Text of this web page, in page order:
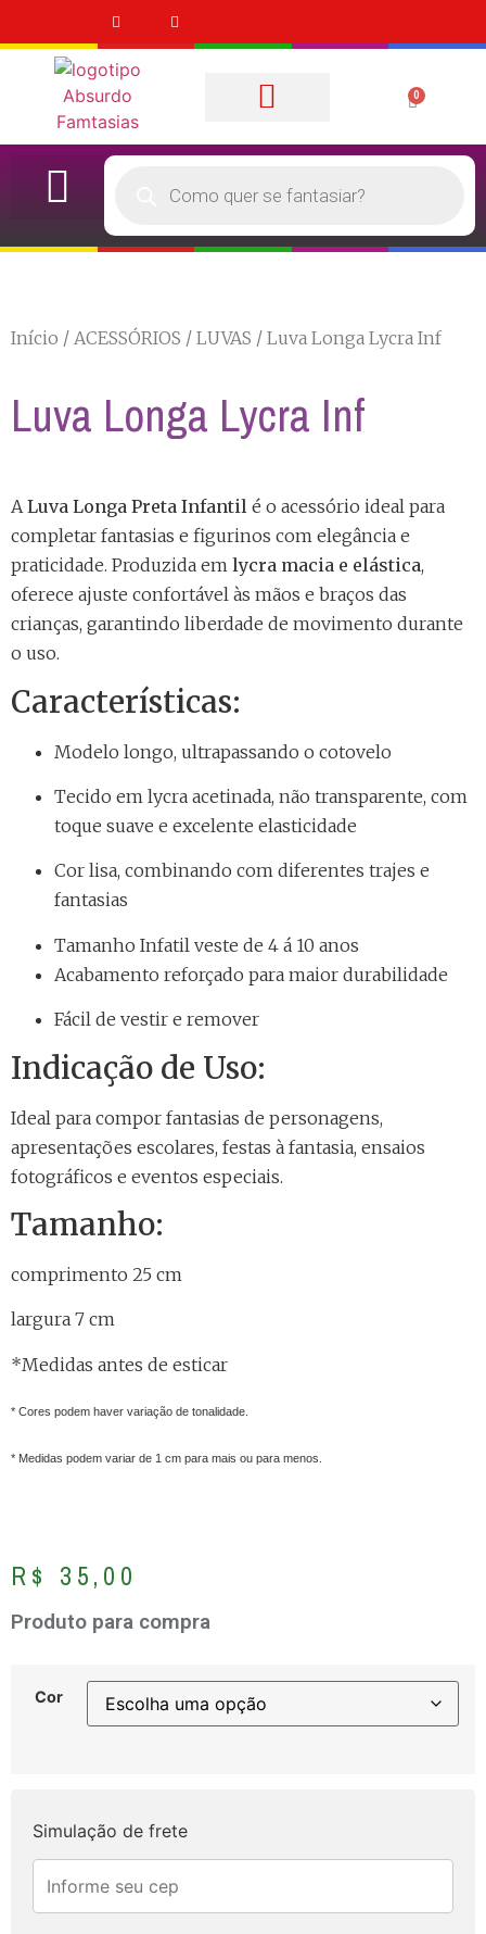
0
Início / ACESSÓRIOS / LUVAS / Luva Longa Lycra Inf
Luva Longa Lycra Inf
ALuva Longa Preta Infantil é o acessório ideal para
completar fantasias e figurinos com elegância e
praticidade. Produzida em lycra macia e elástica,
oferece ajuste confortável às mãos e braços das
crianças, garantindo liberdade de movimento durante
o uso.
Características:
Modelo longo, ultrapassando o cotovelo
Tecido em lycra acetinada, não transparente, com
toque suave e excelente elasticidade
Cor lisa, combinando com diferentes trajes e
fantasias
Tamanho Infatil veste de 4 á 10 anos
Acabamento reforçado para maior durabilidade
Fácil de vestir e remover
Indicação de Uso:
Ideal para compor fantasias de personagens,
apresentações escolares, festas à fantasia, ensaios
fotográficos e eventos especiais.
Tamanho:
comprimento 25 cm
largura 7 cm
*Medidas antes de esticar
* Cores podem haver variação de tonalidade.
* Medidas podem variar de 1 cm para mais ou para menos.
R$ 35,00
Produto para compra
Cor
Simulação de frete